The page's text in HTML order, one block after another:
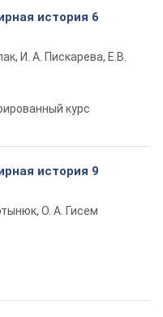
история 6
И. А. Пискарева, Е.В.
курс
история 9
О. А. Гисем